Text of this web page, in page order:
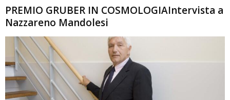
PREMIO GRUBER IN COSMOLOGIAIntervista a
Nazzareno Mandolesi